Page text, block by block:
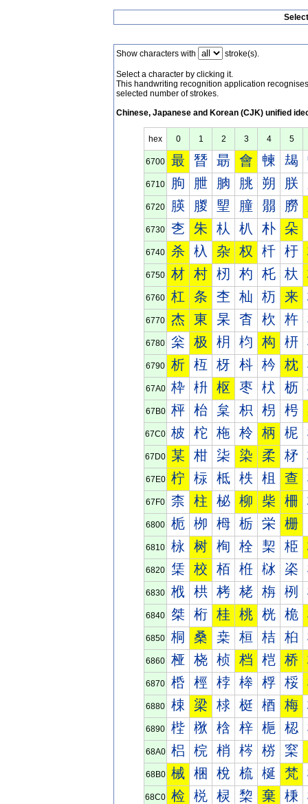
Show characters with stroke(s).
Select a character by clicking it.
This handwriting recognition application
selected number of strokes.
Chinese, Japanese and Korean (CJK) unified
hex 0 1 2 3 4 5
6700 最 朁 朂 會 朄 朅
6710 朐 朑 朒 朓 朔 朕
6720 朠 朡 朢 朣 朤 朥
6730 朰 朱 朲 朳 朴 朵
6740 杀 杁 杂 权 杄 杅
6750 材 村 杒 杓 杔 杕
6760 杠 条 杢 杣 杤 来
6770 杰 東 杲 杳 杴 杵
6780 枀 极 枂 枃 构 枅
6790 析 枑 枒 枓 枔 枕
67A0 枠 枡 枢 枣 枤 枥
67B0 枰 枱 枲 枳 枴 枵
67C0 柀 柁 柂 柃 柄 柅
67D0 某 柑 柒 染 柔 柕
67E0 柠 柡 柢 柣 柤 查
67F0 柰 柱 柲 柳 柴 柵
6800 栀 栁 栂 栃 栄 栅
6810 栐 树 栒 栓 栔 栕
6820 栠 校 栢 栣 栤 栥
6830 栰 栱 栲 栳 栴 栵
6840 桀 桁 桂 桃 桄 桅
6850 桐 桑 桒 桓 桔 桕
6860 桠 桡 桢 档 桤 桥
6870 桰 桱 桲 桳 桴 桵
6880 梀 梁 梂 梃 梄 梅
6890 梐 梑 梒 梓 梔 梕
68A0 梠 梡 梢 梣 梤 梥
68B0 械 梱 梲 梳 梴 梵
68C0 检 棁 棂 棃 棄 棅